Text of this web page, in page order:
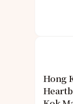
Hong